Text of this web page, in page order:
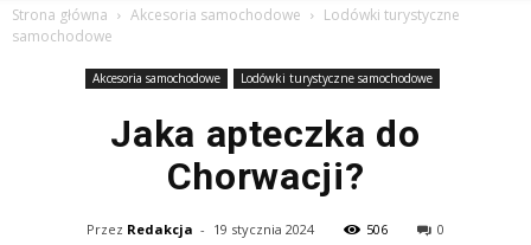
Strona główna Akcesoria samochodowe
Lodówki turystyczne
samochodowe
Akcesoria samochodowe Lodówki turystyczne samochodowe
Jaka apteczka do
Chorwacji?
Przez Redakcja - 19 stycznia 2024 506 0